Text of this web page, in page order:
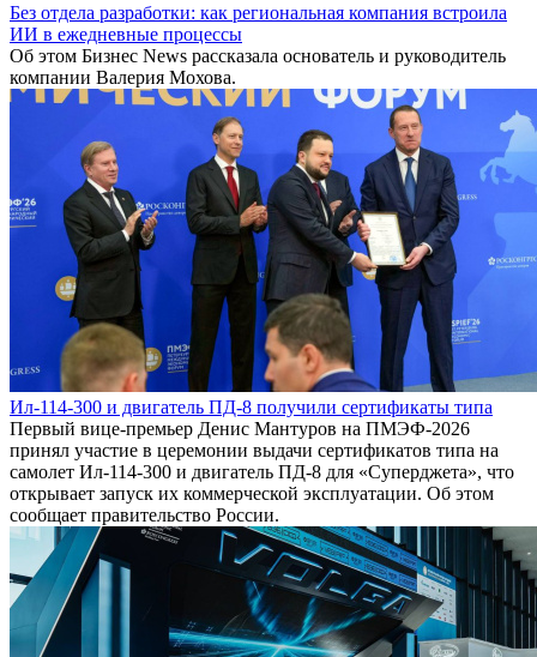
Без отдела разработки: как региональная компания встроила
ИИ в ежедневные процессы
Об этом Бизнес News рассказала основатель и руководитель
компании Валерия Мохова.
Ил-114-300 и двигатель ПД-8 получили сертификаты типа
Первый вице-премьер Денис Мантуров на ПМЭФ-2026
принял участие в церемонии выдачи сертификатов типа на
самолет Ил-114-300 и двигатель ПД-8 для «Суперджета», что
открывает запуск их коммерческой эксплуатации. Об этом
сообщает правительство России.